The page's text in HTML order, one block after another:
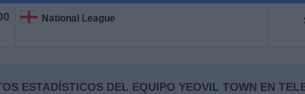
National League
ESTADÍSTICOS DEL EQUIPO YEOVIL TOWN EN